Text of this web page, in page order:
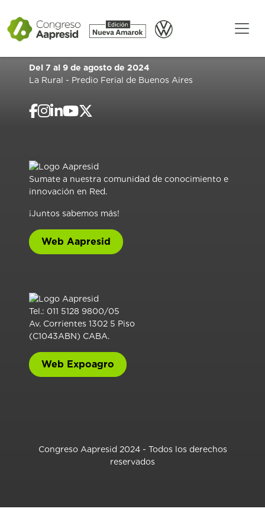
Del 7 al 9 de agosto de 2024
La Rural - Predio Ferial de Buenos Aires
Sumate a nuestra comunidad de conocimiento e
innovación en Red.
¡Juntos sabemos más!
Web Aapresid
Tel.: 011 5128 9800/05
Av. Corrientes 1302 5 Piso
(C1043ABN) CABA.
Web Expoagro
Congreso Aapresid 2024 - Todos los derechos
reservados